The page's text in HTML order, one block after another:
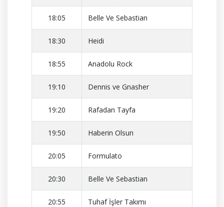
18:05 Belle Ve Sebastian
18:30 Heidi
18:55 Anadolu Rock
19:10 Dennis ve Gnasher
19:20 Rafadan Tayfa
19:50 Haberin Olsun
20:05 Formulato
20:30 Belle Ve Sebastian
20:55 Tuhaf İşler Takımı